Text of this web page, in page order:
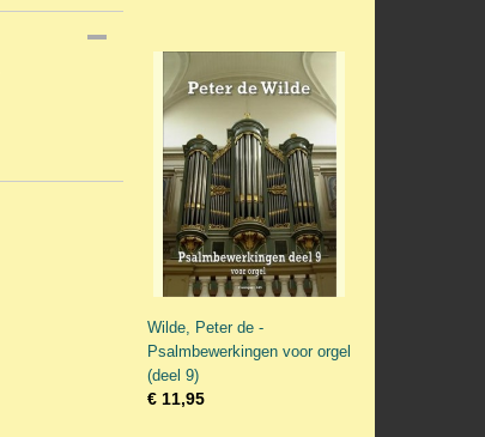
Wilde, Peter de -
Psalmbewerkingen voor orgel
(deel 9)
€ 11,95